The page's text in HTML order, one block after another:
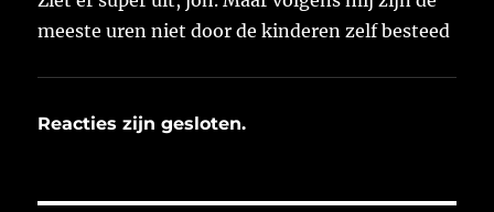
meeste uren niet door de kinderen zelf besteed
Reacties zijn gesloten.